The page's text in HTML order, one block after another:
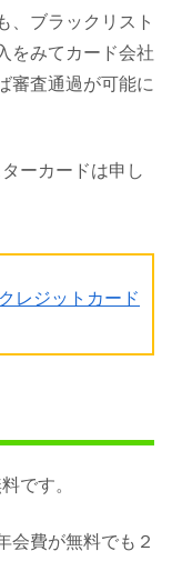
、ブラックリスト
をみてカード会社
審査通過が可能に
ーカードは申し
レジットカード
です。
会費が無料でも２